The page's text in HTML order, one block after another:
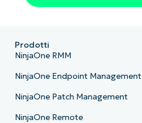
Prodotti
NinjaOne RMM
NinjaOne Endpoint Management
NinjaOne Patch Management
NinjaOne Remote